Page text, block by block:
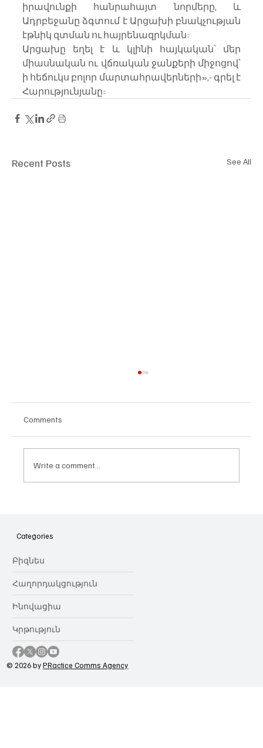
իրավունքի հանրահայտ նորմերը, և
Ադրբեջանը ձգտում է Արցախի բնակչության
էթնիկ զտման ու հայրենազրկման:
Արցախը եղել է և կլինի հայկական՝ մեր
միասնական ու վճռական ջանքերի միջոցով՝
ի հեճուկս բոլոր մարտահրավերների»,- գրել է
Հարությունյանը:
Recent Posts See All
նվիրում որոշում
Comments
Write a comment...
Categories
Բիզնես
Հաղորդակցություն
Ինովացիա
Կրթություն
© 2026 byPRactice Comms Agency